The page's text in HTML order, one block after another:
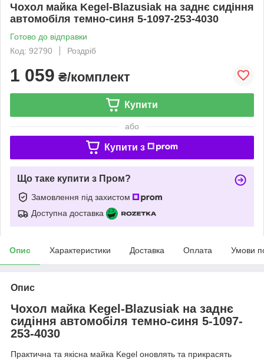
Чохол майка Kegel-Blazusiak на заднє сидіння
автомобіля темно-синя 5-1097-253-4030
Готово до відправки
Код: 92790
Роздріб
1 059 ₴/комплект
Купити
або
Купити з
Що таке купити з Пром?
Замовлення під захистом
Доступна доставка
Опис Характеристики Доставка Оплата Умови
Опис
Чохол майка Kegel-Blazusiak на заднє
сидіння автомобіля темно-синя 5-1097-
253-4030
Практична та якісна майка Kegel оновлять та прикрасять